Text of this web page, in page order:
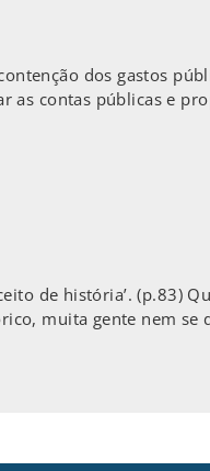
dos gastos
as contas públicas e
de história’. (p.83)
muita gente nem se